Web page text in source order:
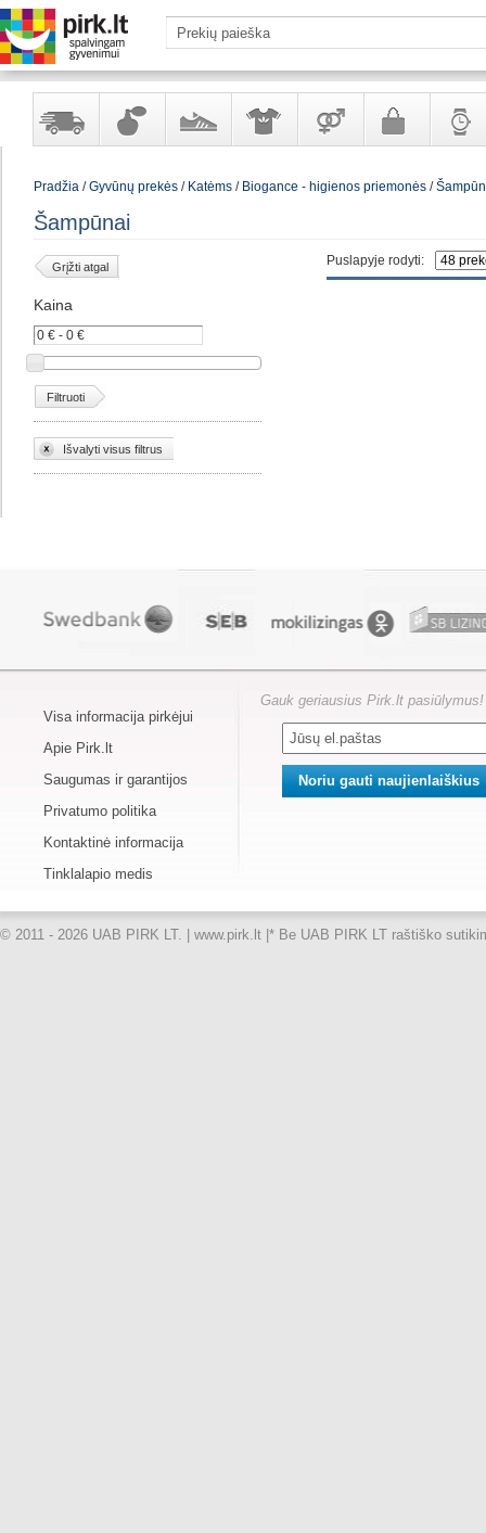
Yra
Kvepalai
kosmetika
Avalynė Apranga Prekės
Galanterija
Pradžia/Gyvūnų prekės/ Katėms/ Biogance - higienos priemonės/
Šampūnai
Puslapyje rodyti:
Grįžti atgal
Kaina
Filtruoti
Išvalyti visus filtrus
Visa informacija pirkėjui
Apie Pirk.lt
Saugumas ir garantijos
Privatumo politika
Kontaktinė informacija
Tinklalapio medis
Gauk geriausius Pirk.lt pasiūlymus!
© 2011 - 2026 UAB PIRK LT. | www.pirk.lt |* Be UAB PIRK LT raštiško